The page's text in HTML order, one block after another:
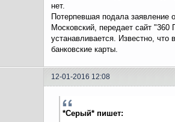
нет.
Потерпевшая подала заявление
Московский, передает сайт
устанавливается. Известно,
банковские карты.
12-01-2016 12:08
*Серый* пишет: